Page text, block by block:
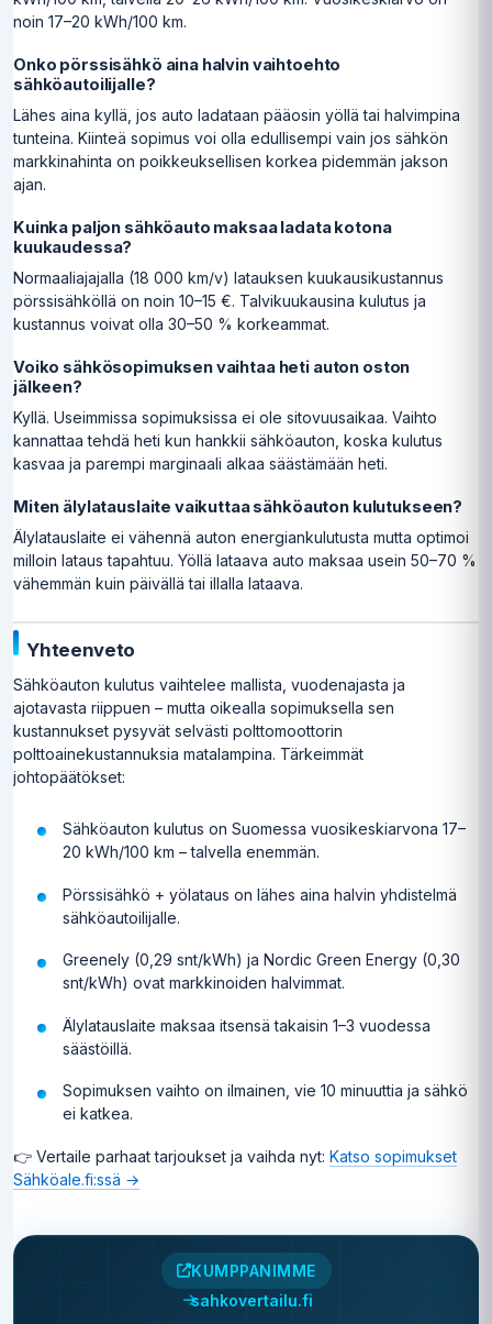
noin 17–20 kWh/100 km.
Onko pörssisähkö aina halvin vaihtoehto
sähköautoilijalle?
Lähes aina kyllä, jos auto ladataan pääosin yöllä tai halvimpina
tunteina. Kiinteä sopimus voi olla edullisempi vain jos sähkön
markkinahinta on poikkeuksellisen korkea pidemmän jakson
ajan.
Kuinka paljon sähköauto maksaa ladata kotona
kuukaudessa?
Normaaliajajalla (18 000 km/v) latauksen kuukausikustannus
pörssisähköllä on noin 10–15 €. Talvikuukausina kulutus ja
kustannus voivat olla 30–50 % korkeammat.
Voiko sähkösopimuksen vaihtaa heti auton oston
jälkeen?
Kyllä. Useimmissa sopimuksissa ei ole sitovuusaikaa. Vaihto
kannattaa tehdä heti kun hankkii sähköauton, koska kulutus
kasvaa ja parempi marginaali alkaa säästämään heti.
Miten älylatauslaite vaikuttaa sähköauton kulutukseen?
Älylatauslaite ei vähennä auton energiankulutusta mutta optimoi
milloin lataus tapahtuu. Yöllä lataava auto maksaa usein 50–70 %
vähemmän kuin päivällä tai illalla lataava.
Yhteenveto
Sähköauton kulutus vaihtelee mallista, vuodenajasta ja
ajotavasta riippuen – mutta oikealla sopimuksella sen
kustannukset pysyvät selvästi polttomoottorin
polttoainekustannuksia matalampina. Tärkeimmät
johtopäätökset:
Sähköauton kulutus on Suomessa vuosikeskiarvona 17–
20 kWh/100 km – talvella enemmän.
Pörssisähkö + yölataus on lähes aina halvin yhdistelmä
sähköautoilijalle.
Greenely (0,29 snt/kWh) ja Nordic Green Energy (0,30
snt/kWh) ovat markkinoiden halvimmat.
Älylatauslaite maksaa itsensä takaisin 1–3 vuodessa
säästöillä.
Sopimuksen vaihto on ilmainen, vie 10 minuuttia ja sähkö
ei katkea.
👉 Vertaile parhaat tarjoukset ja vaihda nyt: Katso sopimukset
Sähköale.fi:ssä →
KUMPPANIMME
sahkovertailu.fi